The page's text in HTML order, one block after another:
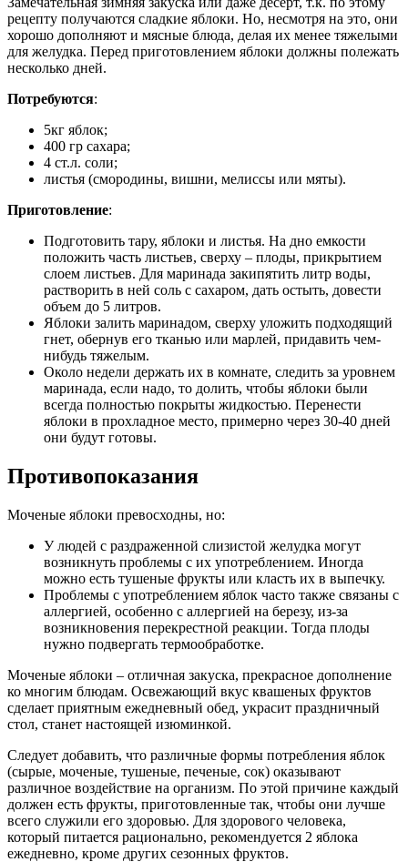
рецепту получаются сладкие яблоки. Но, несмотря на это, они
хорошо дополняют и мясные блюда, делая их менее тяжелыми
для желудка. Перед приготовлением яблоки должны полежать
несколько дней.
Потребуются:
5кг яблок;
400 гр сахара;
4 ст.л. соли;
листья (смородины, вишни, мелиссы или мяты).
Приготовление:
Подготовить тару, яблоки и листья. На дно емкости
положить часть листьев, сверху – плоды, прикрытием
слоем листьев. Для маринада закипятить литр воды,
растворить в ней соль с сахаром, дать остыть, довести
объем до 5 литров.
Яблоки залить маринадом, сверху уложить подходящий
гнет, обернув его тканью или марлей, придавить чем-
нибудь тяжелым.
Около недели держать их в комнате, следить за уровнем
маринада, если надо, то долить, чтобы яблоки были
всегда полностью покрыты жидкостью. Перенести
яблоки в прохладное место, примерно через 30-40 дней
они будут готовы.
Противопоказания
Моченые яблоки превосходны, но:
У людей с раздраженной слизистой желудка могут
возникнуть проблемы с их употреблением. Иногда
можно есть тушеные фрукты или класть их в выпечку.
Проблемы с употреблением яблок часто также связаны с
аллергией, особенно с аллергией на березу, из-за
возникновения перекрестной реакции. Тогда плоды
нужно подвергать термообработке.
Моченые яблоки – отличная закуска, прекрасное дополнение
ко многим блюдам. Освежающий вкус квашеных фруктов
сделает приятным ежедневный обед, украсит праздничный
стол, станет настоящей изюминкой.
Следует добавить, что различные формы потребления яблок
(сырые, моченые, тушеные, печеные, сок) оказывают
различное воздействие на организм. По этой причине каждый
должен есть фрукты, приготовленные так, чтобы они лучше
всего служили его здоровью. Для здорового человека,
который питается рационально, рекомендуется 2 яблока
ежедневно, кроме других сезонных фруктов.